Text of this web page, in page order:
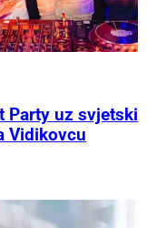
Party uz svjetski
Vidikovcu